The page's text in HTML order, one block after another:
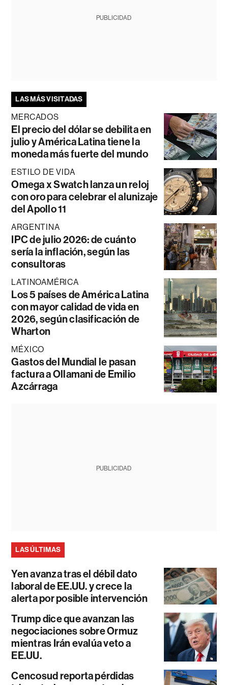
PUBLICIDAD
LAS MÁS VISITADAS
MERCADOS
El precio del dólar se debilita en
julio y América Latina tiene la
moneda más fuerte del mundo
ESTILO DE VIDA
Omega x Swatch lanza un reloj
con oro para celebrar el alunizaje
del Apollo 11
ARGENTINA
IPC de julio 2026: de cuánto
sería la inflación, según las
consultoras
LATINOAMÉRICA
Los 5 países de América Latina
con mayor calidad de vida en
2026, según clasificación de
Wharton
MÉXICO
Gastos del Mundial le pasan
factura a Ollamani de Emilio
Azcárraga
PUBLICIDAD
LAS ÚLTIMAS
Yen avanza tras el débil dato
laboral de EE.UU. y crece la
alerta por posible intervención
Trump dice que avanzan las
negociaciones sobre Ormuz
mientras Irán evalúa veto a
EE.UU.
Cencosud reporta pérdidas